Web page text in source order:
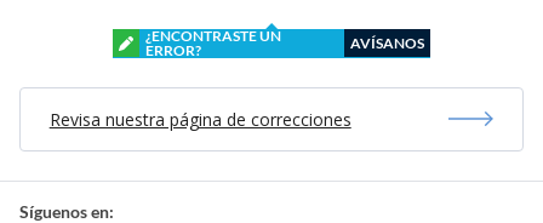
¿ENCONTRASTE UN
ERROR?
AVÍSANOS
Revisa nuestra página de correcciones
Síguenos en: